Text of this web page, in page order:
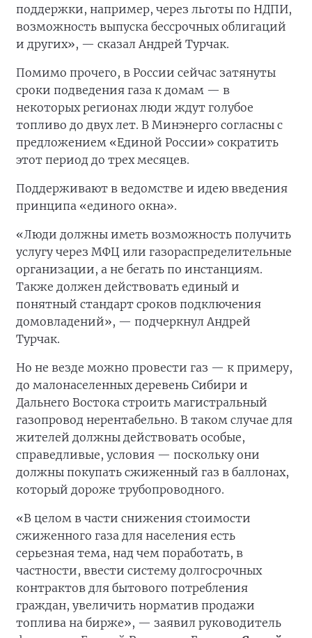
поддержки, например, через льготы по НДПИ,
возможность выпуска бессрочных облигаций
и других», — сказал Андрей Турчак.
Помимо прочего, в России сейчас затянуты
сроки подведения газа к домам — в
некоторых регионах люди ждут голубое
топливо до двух лет. В Минэнерго согласны с
предложением «Единой России» сократить
этот период до трех месяцев.
Поддерживают в ведомстве и идею введения
принципа «единого окна».
«Люди должны иметь возможность получить
услугу через МФЦ или газораспределительные
организации, а не бегать по инстанциям.
Также должен действовать единый и
понятный стандарт сроков подключения
домовладений», — подчеркнул Андрей
Турчак.
Но не везде можно провести газ — к примеру,
до малонаселенных деревень Сибири и
Дальнего Востока строить магистральный
газопровод нерентабельно. В таком случае для
жителей должны действовать особые,
справедливые, условия — поскольку они
должны покупать сжиженный газ в баллонах,
который дороже трубопроводного.
«В целом в части снижения стоимости
сжиженного газа для населения есть
серьезная тема, над чем поработать, в
частности, ввести систему долгосрочных
контрактов для бытового потребления
граждан, увеличить норматив продажи
топлива нa бирже», — заявил руководитель